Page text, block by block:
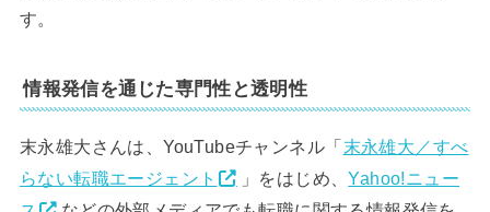
す。
情報発信を通じた専門性と透明性
末永雄大さんは、YouTubeチャンネル「末永雄大／すべ
らない転職エージェント
」をはじめ、Yahoo!ニュー